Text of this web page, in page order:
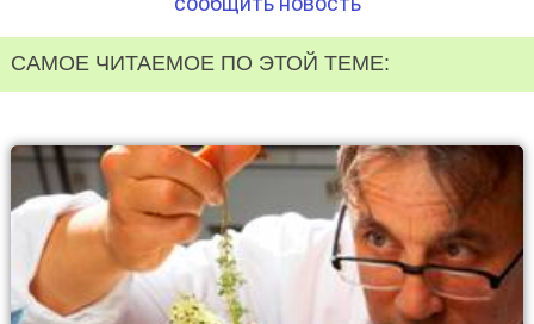
САМОЕ ЧИТАЕМОЕ ПО ЭТОЙ ТЕМЕ: